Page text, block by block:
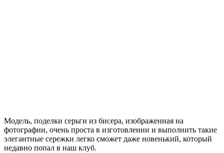
Модель, поделки серьги из бисера, изображенная на
фотографии, очень проста в изготовлении и выполнить такие
элегантные сережки легко сможет даже новенький, который
недавно попал в наш клуб.